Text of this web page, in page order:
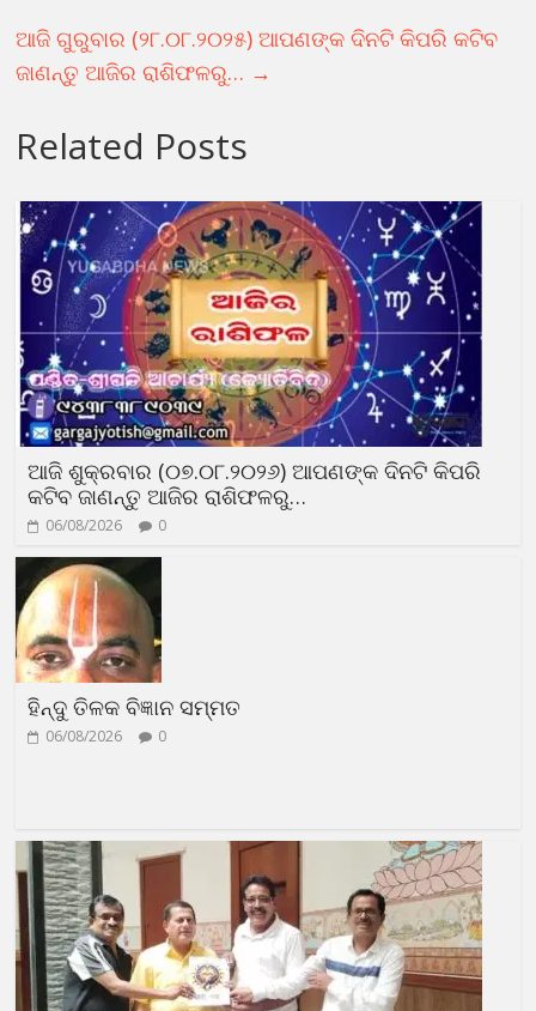
ଆଜି ଗୁରୁବାର (୨୮.୦୮.୨୦୨୫) ଆପଣଙ୍କ ଦିନଟି କିପରି କଟିବ
ଜାଣନ୍ତୁ ଆଜିର ରାଶିଫଳରୁ… →
Related Posts
ଆଜି ଶୁକ୍ରବାର (୦୭.୦୮.୨୦୨୬) ଆପଣଙ୍କ ଦିନଟି କିପରି
କଟିବ ଜାଣନ୍ତୁ ଆଜିର ରାଶିଫଳରୁ…
06/08/2026 0
ହିନ୍ଦୁ ତିଳକ ବିଜ୍ଞାନ ସମ୍ମତ
06/08/2026 0